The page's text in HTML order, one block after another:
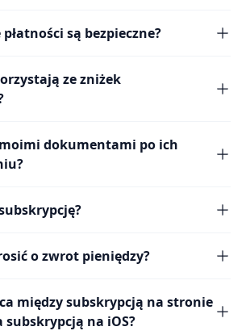
są bezpieczne?
ze zniżek
moimi dokumentami po ich
o zwrot pieniędzy?
między subskrypcją na stronie
na iOS?